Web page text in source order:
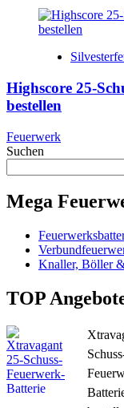
Highscore 25-
bestellen
Feuerwerk
Suchen
Mega
Knaller, Böller
TOP